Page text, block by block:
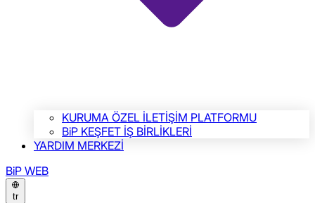
KURUMA ÖZEL İLETİŞİM PLATFORMU
BiP KEŞFET İŞ BİRLİKLERİ
YARDIM MERKEZİ
BiP WEB
tr